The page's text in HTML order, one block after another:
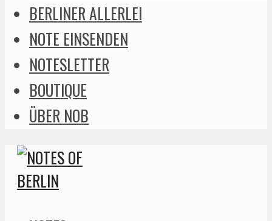
BERLINER ALLERLEI
NOTE EINSENDEN
NOTESLETTER
BOUTIQUE
ÜBER NOB